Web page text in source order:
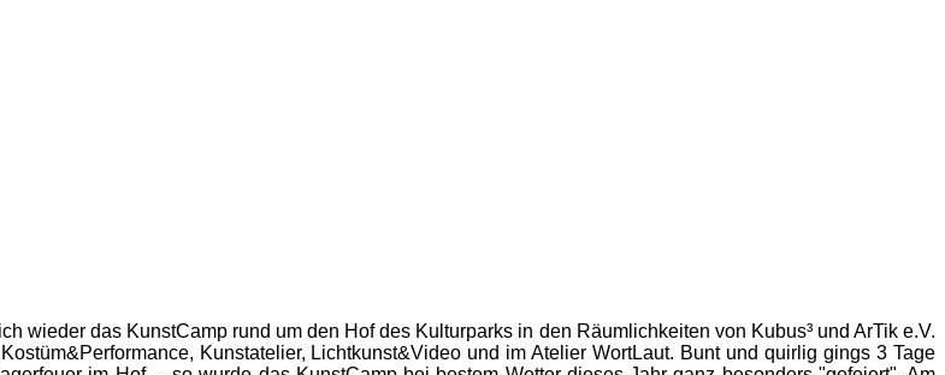
wieder das KunstCamp rund um den Hof des Kulturparks in den Räumlichkeiten von Kubus³ und ArTik e.V.
Kunstatelier, Lichtkunst&Video und im Atelier WortLaut. Bunt und quirlig gings 3 Tage